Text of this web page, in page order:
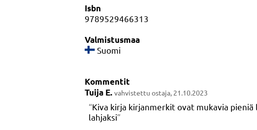
Isbn
9789529466313
Valmistusmaa
Suomi
Kommentit
Tuija E. vahvistettu ostaja, 21.10.2023
Kiva kirja kirjanmerkit ovat mukavia pieniä
lahjaksi